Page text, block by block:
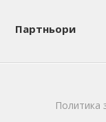
Партньори
Политика